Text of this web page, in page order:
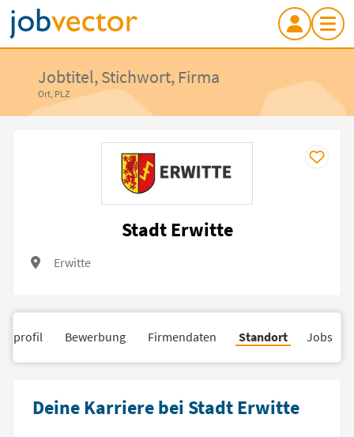
Jobtitel, Stichwort, Firma
Ort, PLZ
Stadt Erwitte
Erwitte
Bewerbung Firmendaten Standort Jobs
Deine Karriere bei Stadt Erwitte